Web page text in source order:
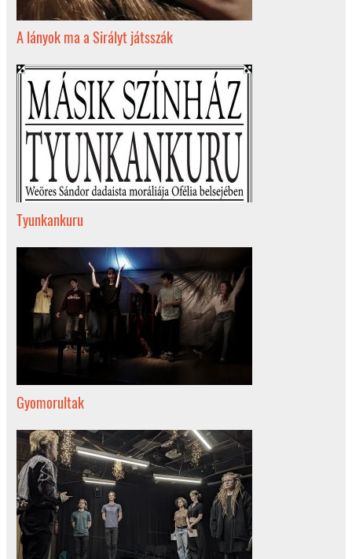
A lányok ma a Sirályt játsszák
Tyunkankuru
Gyomorultak